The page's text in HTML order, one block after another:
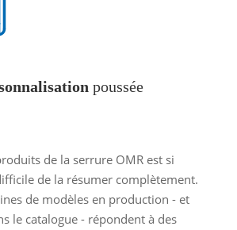
poussée
de la serrure OMR est si
de la résumer complètement.
de modèles en production - et
le catalogue - répondent à des